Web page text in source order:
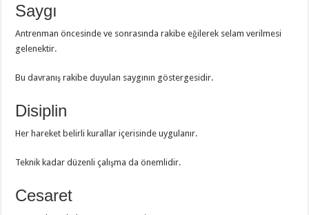
Saygı
Antrenman öncesinde ve sonrasında rakibe eğilerek selam verilmesi
gelenektir.
Bu davranış rakibe duyulan saygının göstergesidir.
Disiplin
Her hareket belirli kurallar içerisinde uygulanır.
Teknik kadar düzenli çalışma da önemlidir.
Cesaret